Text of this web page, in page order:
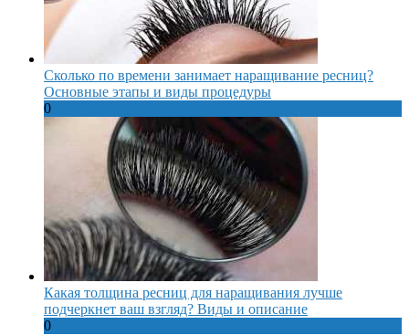
Сколько по времени занимает наращивание ресниц?
Основные этапы и виды процедуры
0
Какая толщина ресниц для наращивания лучше
подчеркнет ваш взгляд? Виды и описание
0